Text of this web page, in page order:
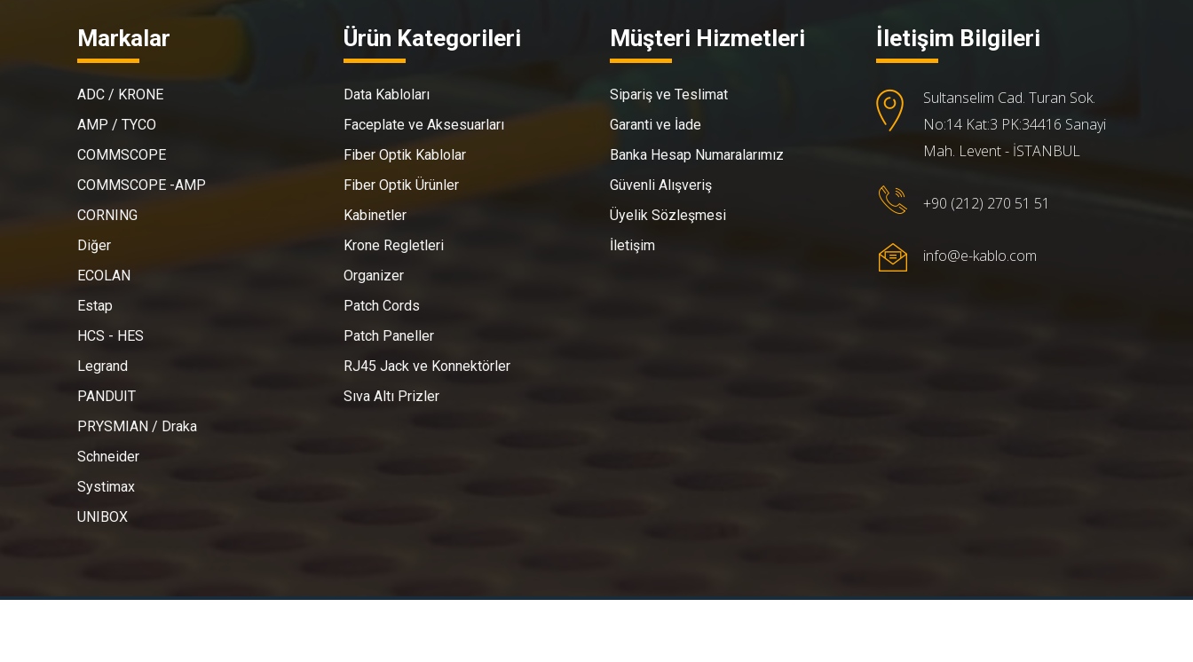
Markalar
ADC / KRONE
AMP / TYCO
COMMSCOPE
COMMSCOPE -AMP
CORNING
Diğer
ECOLAN
Estap
HCS - HES
Legrand
PANDUIT
PRYSMIAN / Draka
Schneider
Systimax
UNIBOX
Ürün Kategorileri
Data Kabloları
Faceplate ve Aksesuarları
Fiber Optik Kablolar
Fiber Optik Ürünler
Kabinetler
Krone Regletleri
Organizer
Patch Cords
Patch Paneller
RJ45 Jack ve Konnektörler
Sıva Altı Prizler
Müşteri Hizmetleri
Sipariş ve Teslimat
Garanti ve İade
Banka Hesap Numaralarımız
Güvenli Alışveriş
Üyelik Sözleşmesi
İletişim
İletişim Bilgileri
Sultanselim Cad. Turan Sok.
No:14 Kat:3 PK:34416 Sanayi
Mah. Levent - İSTANBUL
+90 (212) 270 51 51
info@e-kablo.com